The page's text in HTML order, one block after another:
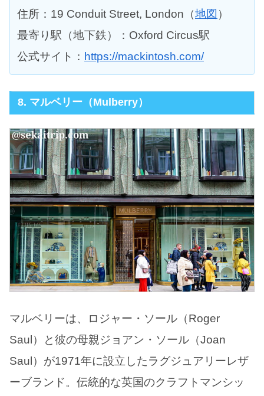
住所：19 Conduit Street, London（地図 ）
最寄り駅（地下鉄）：Oxford Circus駅
公式サイト： https://mackintosh.com/
8. マルベリー（Mulberry）
マルベリーは、ロジャー・ソール（Roger
Saul）と彼の母親ジョアン・ソール（Joan
Saul）が1971年に設立したラグジュアリーレザ
ーブランド。伝統的な英国のクラフトマンシッ